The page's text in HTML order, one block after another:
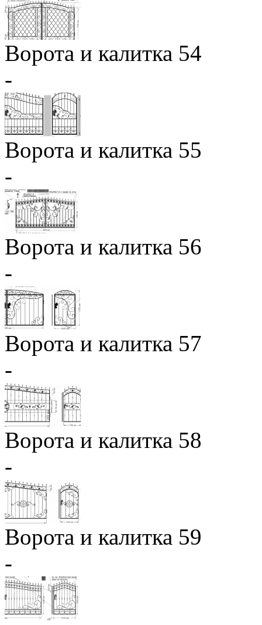
Ворота и калитка 54
-
Ворота и калитка 55
-
Ворота и калитка 56
-
Ворота и калитка 57
-
Ворота и калитка 58
-
Ворота и калитка 59
-